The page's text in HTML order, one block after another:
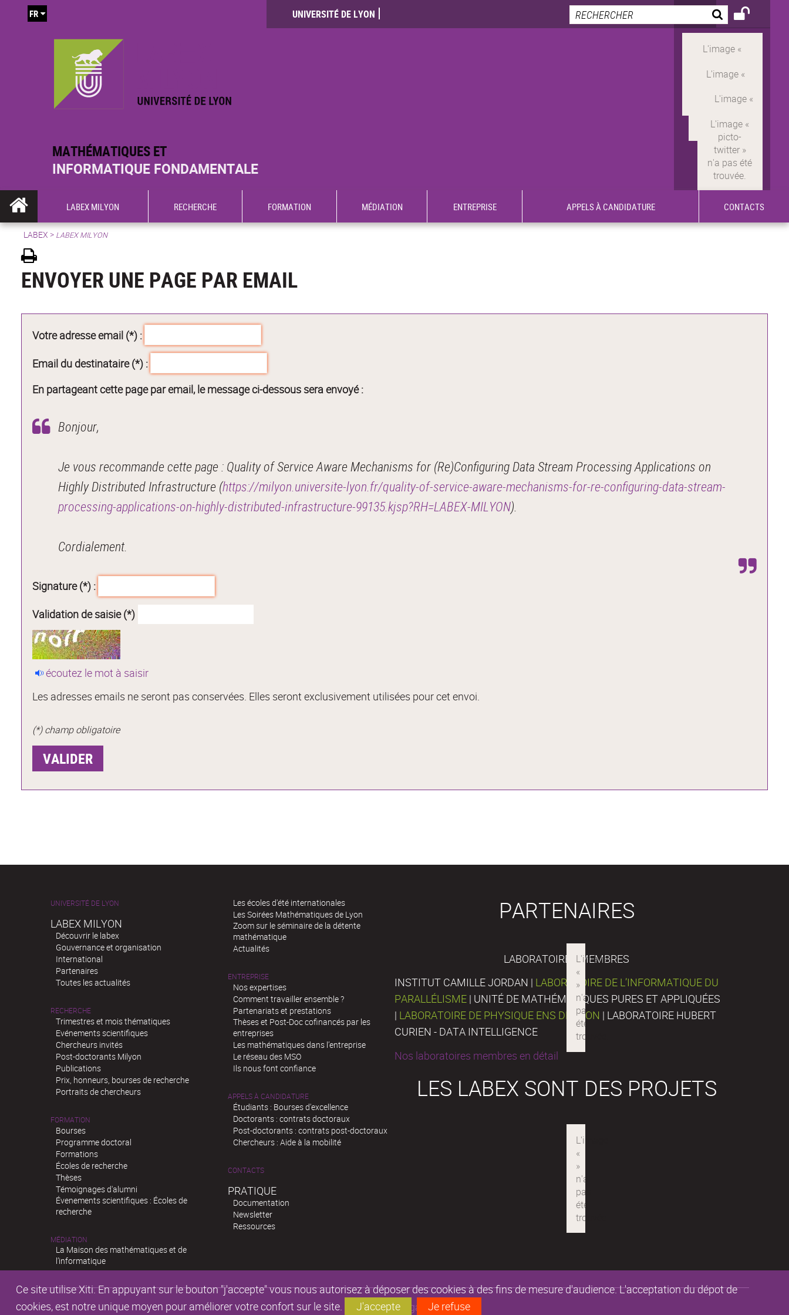
Ce site utilise Xiti. En appuyant sur le bouton "j'accepte" vous nous autorisez à déposer des cookies à des fins de mesure d'audience. L'acceptation du dépot de
cookies, est notre unique moyen pour améliorer votre confort sur le site.
J'accepte Je refuse
MATHÉMATIQUES ET
INFORMATIQUE FONDAMENTALE
UNIVERSITÉ DE LYON
FR
LABEX MILYON RECHERCHE FORMATION MÉDIATION ENTREPRISE APPELS À CANDIDATURE CONTACTS
LABEX > LABEX MILYON
ENVOYER UNE PAGE PAR EMAIL
Votre adresse email (*) :
Email du destinataire (*) :
En partageant cette page par email, le message ci-dessous sera envoyé :
Bonjour,
Je vous recommande cette page : Quality of Service Aware Mechanisms for (Re)Configuring Data Stream Processing Applications on
Highly Distributed Infrastructure (https://milyon.universite-lyon.fr/quality-of-service-aware-mechanisms-for-re-configuring-data-stream-
processing-applications-on-highly-distributed-infrastructure-99135.kjsp?RH=LABEX-MILYON).
Cordialement.
Signature (*) :
Validation de saisie (*)
écoutez le mot à saisir
Les adresses emails ne seront pas conservées. Elles seront exclusivement utilisées pour cet envoi.
(*) champ obligatoire
UNIVERSITÉ DE LYON
LABEX MILYON
Découvrir le labex
Gouvernance et organisation
International
Partenaires
Toutes les actualités
RECHERCHE
Trimestres et mois thématiques
Evénements scientifiques
Chercheurs invités
Post-doctorants Milyon
Publications
Prix, honneurs, bourses de recherche
Portraits de chercheurs
FORMATION
Bourses
Programme doctoral
Formations
Écoles de recherche
Thèses
Témoignages d'alumni
Évenements scientifiques : Écoles de
recherche
MÉDIATION
La Maison des mathématiques et de
l’informatique
Les écoles d'été internationales
Les Soirées Mathématiques de Lyon
Zoom sur le séminaire de la détente
mathématique
Actualités
ENTREPRISE
Nos expertises
Comment travailler ensemble ?
Partenariats et prestations
Thèses et Post-Doc cofinancés par les
entreprises
Les mathématiques dans l’entreprise
Le réseau des MSO
Ils nous font confiance
APPELS À CANDIDATURE
Étudiants : Bourses d'excellence
Doctorants : contrats doctoraux
Post-doctorants : contrats post-doctoraux
Chercheurs : Aide à la mobilité
CONTACTS
PRATIQUE
Documentation
Newsletter
Ressources
PARTENAIRES
LABORATOIRES MEMBRES
INSTITUT CAMILLE JORDAN | LABORATOIRE DE L’INFORMATIQUE DU
PARALLÉLISME | UNITÉ DE MATHÉMATIQUES PURES ET APPLIQUÉES
| LABORATOIRE DE PHYSIQUE ENS DE LYON | LABORATOIRE HUBERT
CURIEN - DATA INTELLIGENCE
Nos laboratoires membres en détail
LES LABEX SONT DES PROJETS
Mentions légales